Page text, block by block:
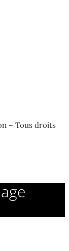
– Tous droits